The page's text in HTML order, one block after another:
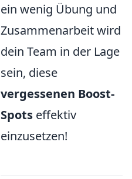
ein wenig Übung und
Zusammenarbeit wird
dein Team in der Lage
sein, diese
vergessenen Boost-
Spots effektiv
einzusetzen!